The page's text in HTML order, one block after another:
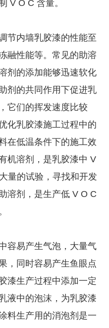
V O C 含量。
节内墙乳胶漆的性能至
融性能等。常见的助溶
剂的添加能够迅速软化
剂的共同作用下促进乳
它们的挥发速度比较
化乳胶漆施工过程中的
在低温条件下的施工效
机溶剂，是乳胶漆中 V
量的试验，寻找和开发
溶剂，是生产低 V O C
容易产生气泡，大量气
，同时容易产生鱼眼点
漆生产过程中添加一定
液中的泡沫，为乳胶漆
料生产用的消泡剂是一